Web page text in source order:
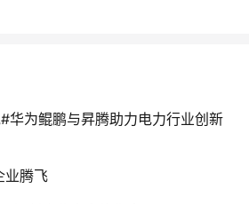
华为鲲鹏与昇腾助力电力行业创新
业腾飞